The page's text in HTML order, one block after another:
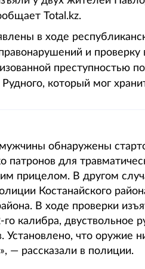
Total.kz.
в ходе
и
преступностью
который мог
обнаружены
патронов для
прицелом. В другом
Костанайского
В ходе проверки
калибра, двуствольное
Установлено, что оружие
— рассказали в полиции.